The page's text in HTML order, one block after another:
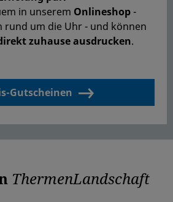
in unserem Onlineshop-
rund um die Uhr - und können
zuhause ausdrucken.
Gutscheinen
ThermenLandschaft